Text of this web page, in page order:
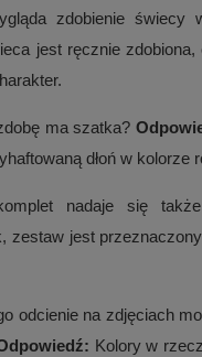
zdobienie świecy
jest ręcznie
ma szatka?
dłoń w kolorze
nadaje się
zestaw jest
odcienie na zdjęciach
Kolory w